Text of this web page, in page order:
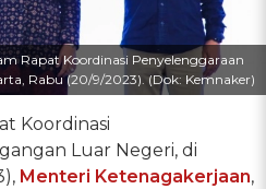
Rapat Koordinasi Penyelenggaraan
Rabu (20/9/2023). (Dok: Kemnaker)
Koordinasi
Luar Negeri, di
Menteri Ketenagakerjaan,